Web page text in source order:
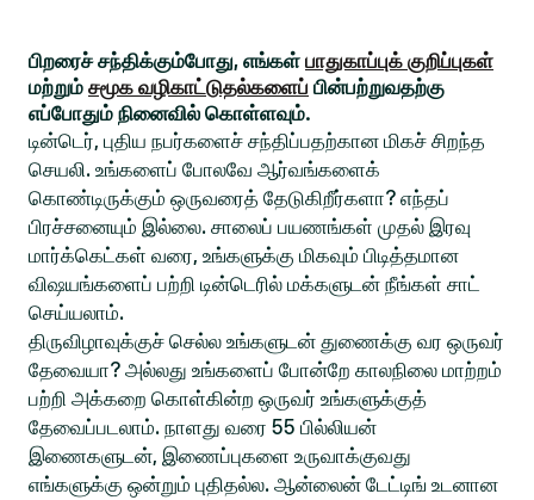
பிறரைச் சந்திக்கும்போது, எங்கள் பாதுகாப்புக் குறிப்புகள்
மற்றும் சமூக வழிகாட்டுதல்களைப் பின்பற்றுவதற்கு
எப்போதும் நினைவில் கொள்ளவும்.
டின்டெர், புதிய நபர்களைச் சந்திப்பதற்கான மிகச் சிறந்த
செயலி. உங்களைப் போலவே ஆர்வங்களைக்
கொண்டிருக்கும் ஒருவரைத் தேடுகிறீர்களா? எந்தப்
பிரச்சனையும் இல்லை. சாலைப் பயணங்கள் முதல் இரவு
மார்க்கெட்கள் வரை, உங்களுக்கு மிகவும் பிடித்தமான
விஷயங்களைப் பற்றி டின்டெரில் மக்களுடன் நீங்கள் சாட்
செய்யலாம்.
திருவிழாவுக்குச் செல்ல உங்களுடன் துணைக்கு வர ஒருவர்
தேவையா? அல்லது உங்களைப் போன்றே காலநிலை மாற்றம்
பற்றி அக்கறை கொள்கின்ற ஒருவர் உங்களுக்குத்
தேவைப்படலாம். நாளது வரை 55 பில்லியன்
இணைகளுடன், இணைப்புகளை உருவாக்குவது
எங்களுக்கு ஒன்றும் புதிதல்ல. ஆன்லைன் டேட்டிங் உடனான